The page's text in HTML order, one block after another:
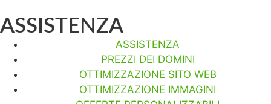
ASSISTENZA
ASSISTENZA
PREZZI DEI DOMINI
OTTIMIZZAZIONE SITO WEB
OTTIMIZZAZIONE IMMAGINI